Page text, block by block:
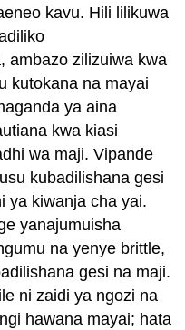
kavu. Hili lilikuwa
ambazo zilizuiwa kwa
kutokana na mayai
ya aina
kwa kiasi
wa maji. Vipande
kubadilishana gesi
ya kiwanja cha yai.
yanajumuisha
na yenye brittle,
gesi na maji.
ni zaidi ya ngozi na
hawana mayai; hata